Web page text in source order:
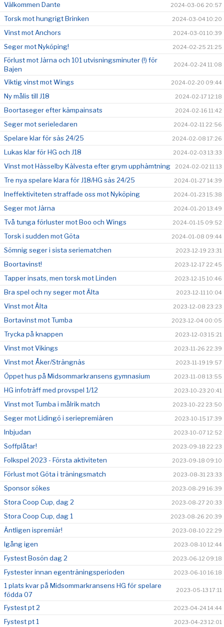
Välkommen Dante 2024-03-06 20:57
Torsk mot hungrigt Brinken 2024-03-04 10:20
Vinst mot Anchors 2024-03-01 10:39
Seger mot Nyköping! 2024-02-25 21:25
Förlust mot Järna och 101 utvisningsminuter (!) för
Bajen
2024-02-24 11:08
Viktig vinst mot Wings 2024-02-20 09:44
Ny målis till J18 2024-02-17 12:18
Boortaseger efter kämpainsats 2024-02-16 11:42
Seger mot serieledaren 2024-02-11 22:56
Spelare klar för säs 24/25 2024-02-08 17:26
Lukas klar för HG och J18 2024-02-03 13:33
Vinst mot Hässelby Kälvesta efter grym upphämtning 2024-02-02 11:13
Tre nya spelare klara för J18/HG säs 24/25 2024-01-27 14:39
Ineffektiviteten straffade oss mot Nyköping 2024-01-23 15:38
Seger mot Järna 2024-01-20 13:49
Två tunga förluster mot Boo och Wings 2024-01-15 09:52
Torsk i sudden mot Göta 2024-01-08 09:44
Sömnig seger i sista seriematchen 2023-12-19 23:31
Boortavinst! 2023-12-17 22:45
Tapper insats, men torsk mot Linden 2023-12-15 10:46
Bra spel och ny seger mot Älta 2023-12-11 10:04
Vinst mot Älta 2023-12-08 23:23
Bortavinst mot Tumba 2023-12-04 00:05
Trycka på knappen 2023-12-03 15:21
Vinst mot Vikings 2023-11-26 22:39
Vinst mot Åker/Strängnäs 2023-11-19 19:57
Öppet hus på Midsommarkransens gymnasium 2023-11-08 13:55
HG infoträff med provspel 1/12 2023-10-23 20:41
Vinst mot Tumba i målrik match 2023-10-22 23:50
Seger mot Lidingö i seriepremiären 2023-10-15 17:39
Inbjudan 2023-10-07 12:52
Soffplåtar! 2023-09-18 22:23
Folkspel 2023 - Första aktiviteten 2023-09-18 09:10
Förlust mot Göta i träningsmatch 2023-08-31 23:33
Sponsor sökes 2023-08-29 16:39
Stora Coop Cup, dag 2 2023-08-27 20:33
Stora Coop Cup, dag 1 2023-08-26 20:39
Äntligen ispremiär! 2023-08-10 22:29
Igång igen 2023-08-10 12:44
Fystest Bosön dag 2 2023-06-12 09:18
Fystester innan egenträningsperioden 2023-06-10 16:18
1 plats kvar på Midsommarkransens HG för spelare
födda 07
2023-05-13 17:11
Fystest pt 2 2023-04-24 14:44
Fystest pt 1 2023-04-23 12:01